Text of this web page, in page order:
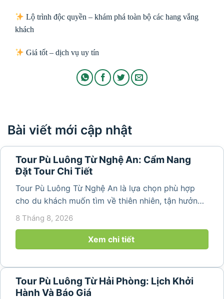
Lộ trình độc quyền – khám phá toàn bộ các hang vắng
khách
Giá tốt – dịch vụ uy tín
Bài viết mới cập nhật
Tour Pù Luông Từ Nghệ An: Cẩm Nang
Đặt Tour Chi Tiết
Tour Pù Luông Từ Nghệ An là lựa chọn phù hợp
cho du khách muốn tìm về thiên nhiên, tận hưởng
không khí trong lành và khám phá vẻ đẹp bình yên
của vùng núi Thanh Hóa. Với những bản làng mộc
8 Tháng 8, 2026
Xem chi tiết
Tour Pù Luông Từ Hải Phòng: Lịch Khởi
Hành Và Báo Giá